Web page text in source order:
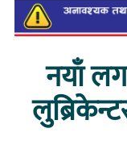
नयाँ